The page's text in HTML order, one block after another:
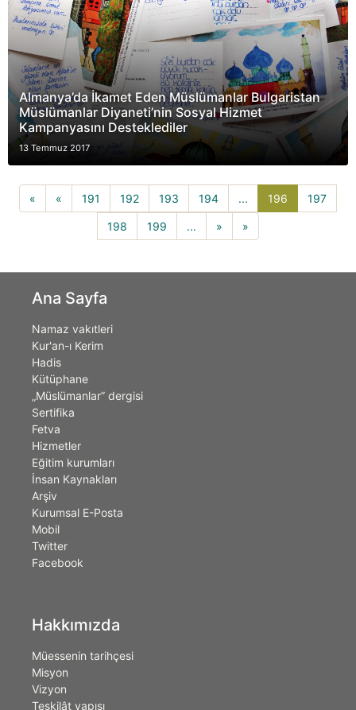
Almanya’da İkamet Eden Müslümanlar Bulgaristan
Müslümanlar Diyaneti’nin Sosyal Hizmet
Kampanyasını Desteklediler
13 Temmuz 2017
« « 191 192 193 194 ... 196 196(current)
197
198 199 ... » »
Ana Sayfa
Namaz vakıtleri
Kur'an-ı Kerim
Hadis
Kütüphane
„Müslümanlar” dergisi
Sertifika
Fetva
Hizmetler
Eğitim kurumları
İnsan Kaynakları
Arşiv
Kurumsal E-Posta
Mobil
Twitter
Facebook
Hakkımızda
Müessenin tarihçesi
Misyon
Vizyon
Teşkilât yapısı